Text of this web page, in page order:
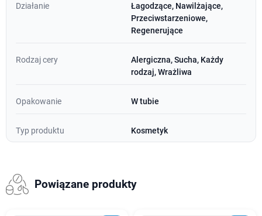
Działanie
Łagodzące, Nawilżające,
Przeciwstarzeniowe,
Regenerujące
Rodzaj cery
Alergiczna, Sucha, Każdy
rodzaj, Wrażliwa
Opakowanie W tubie
Typ produktu Kosmetyk
Powiązane produkty